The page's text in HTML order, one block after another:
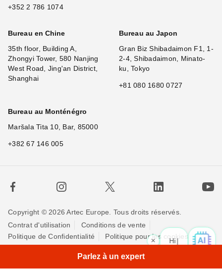
Hi! W
×
+352 2 786 1074
Bureau en Chine
35th floor, Building A,
Zhongyi Tower, 580 Nanjing
West Road, Jing'an District,
Shanghai
Bureau au Japon
Gran Biz Shibadaimon F1, 1-
2-4, Shibadaimon, Minato-
ku, Tokyo
+81 080 1680 0727
Bureau au Monténégro
Maršala Tita 10, Bar, 85000
+382 67 146 005
Copyright © 2026 Artec Europe. Tous droits réservés.
Contrat d'utilisation
Conditions de vente
Politique de Confidentialité
Politique pour les cookies
Parlez à un expert